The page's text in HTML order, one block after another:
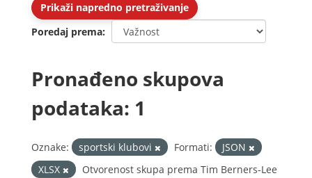
Prikaži napredno pretraživanje
Poredaj prema
Pronađeno skupova
podataka: 1
Oznake: sportski klubovi Formati:
JSON
XLSX
Otvorenost skupa prema Tim Berners-Lee